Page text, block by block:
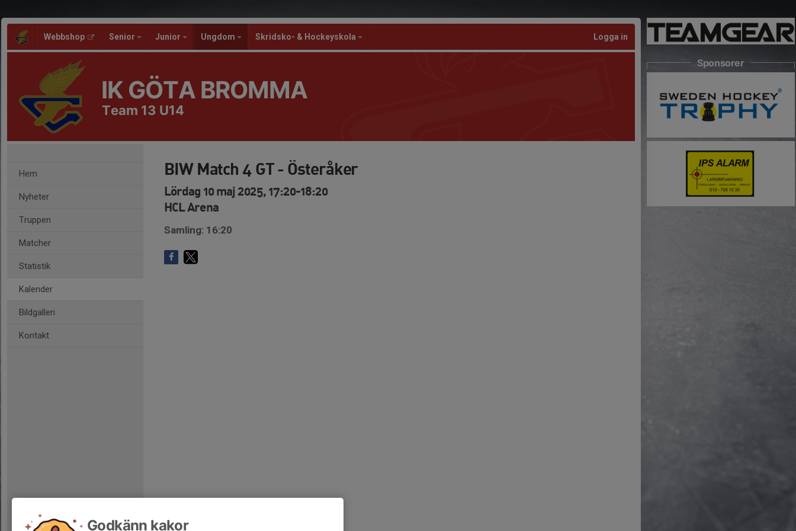
Webbshop Senior Junior Ungdom Skridsko- & Hockeyskola Logga in
IK GÖTA BROMMA
Team 13 U14
Hem
Nyheter
Truppen
Matcher
Statistik
Kalender
Bildgalleri
Kontakt
BIW Match 4 GT - Österåker
Lördag 10 maj 2025, 17:20-18:20
HCL Arena
Samling: 16:20
Sponsorer
Godkänn kakor